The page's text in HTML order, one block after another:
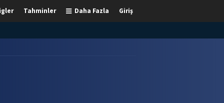
Giriş
Daha Fazla
Tahminler